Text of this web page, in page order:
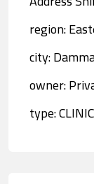
region:
city:
owner:
type: CLINIC